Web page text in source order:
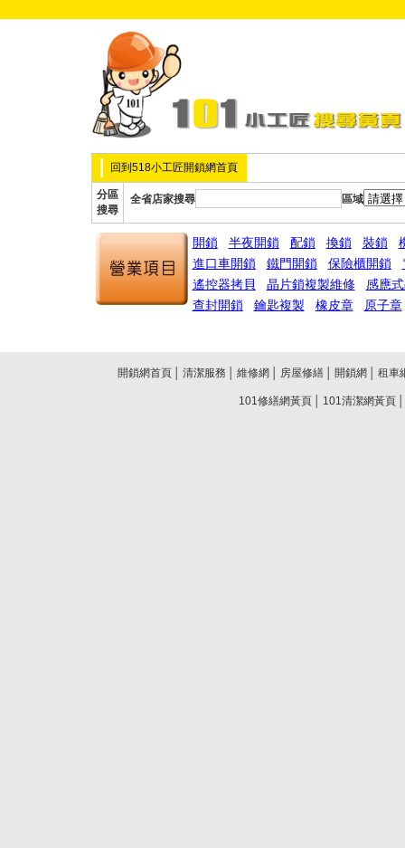
回到518小工匠開鎖網首頁
分區
搜尋
全省店家搜尋 區域
開鎖 半夜開鎖 配鎖 換鎖 裝鎖
進口車開鎖
鐵門開鎖 保險櫃開鎖
遙控器拷貝
晶片鎖複製維修
感應
查封開鎖
鑰匙複製 橡皮章 原子章
開鎖網首頁 清潔服務 維修網 房屋修繕 開鎖網 租車
101修繕網黃頁 101清潔網黃頁